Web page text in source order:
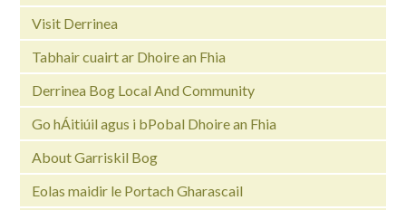
Visit Derrinea
Tabhair cuairt ar Dhoire an Fhia
Derrinea Bog Local And Community
Go hÁitiúil agus i bPobal Dhoire an Fhia
About Garriskil Bog
Eolas maidir le Portach Gharascail